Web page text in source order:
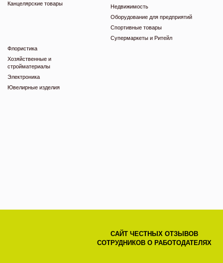
Канцелярские товары
Недвижимость
Оборудование для предприятий
Спортивные товары
Супермаркеты и Ритейл
Флористика
Хозяйственные и
стройматериалы
Электроника
Ювелирные изделия
САЙТ ЧЕСТНЫХ ОТЗЫВОВ
СОТРУДНИКОВ О РАБОТОДАТЕЛЯХ